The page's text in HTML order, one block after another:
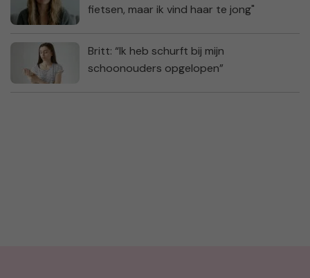
fietsen, maar ik vind haar te jong"
Britt: “Ik heb schurft bij mijn
schoonouders opgelopen”